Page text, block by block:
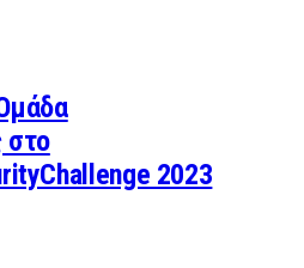
στο
2023